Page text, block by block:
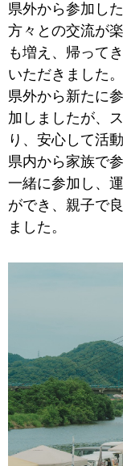
県外から参加し
方々との交流が
も増え、帰って
いただきました。
県外から新たに
加しましたが、
り、安心して活
県内から家族で
一緒に参加し、
ができ、親子で
ました。